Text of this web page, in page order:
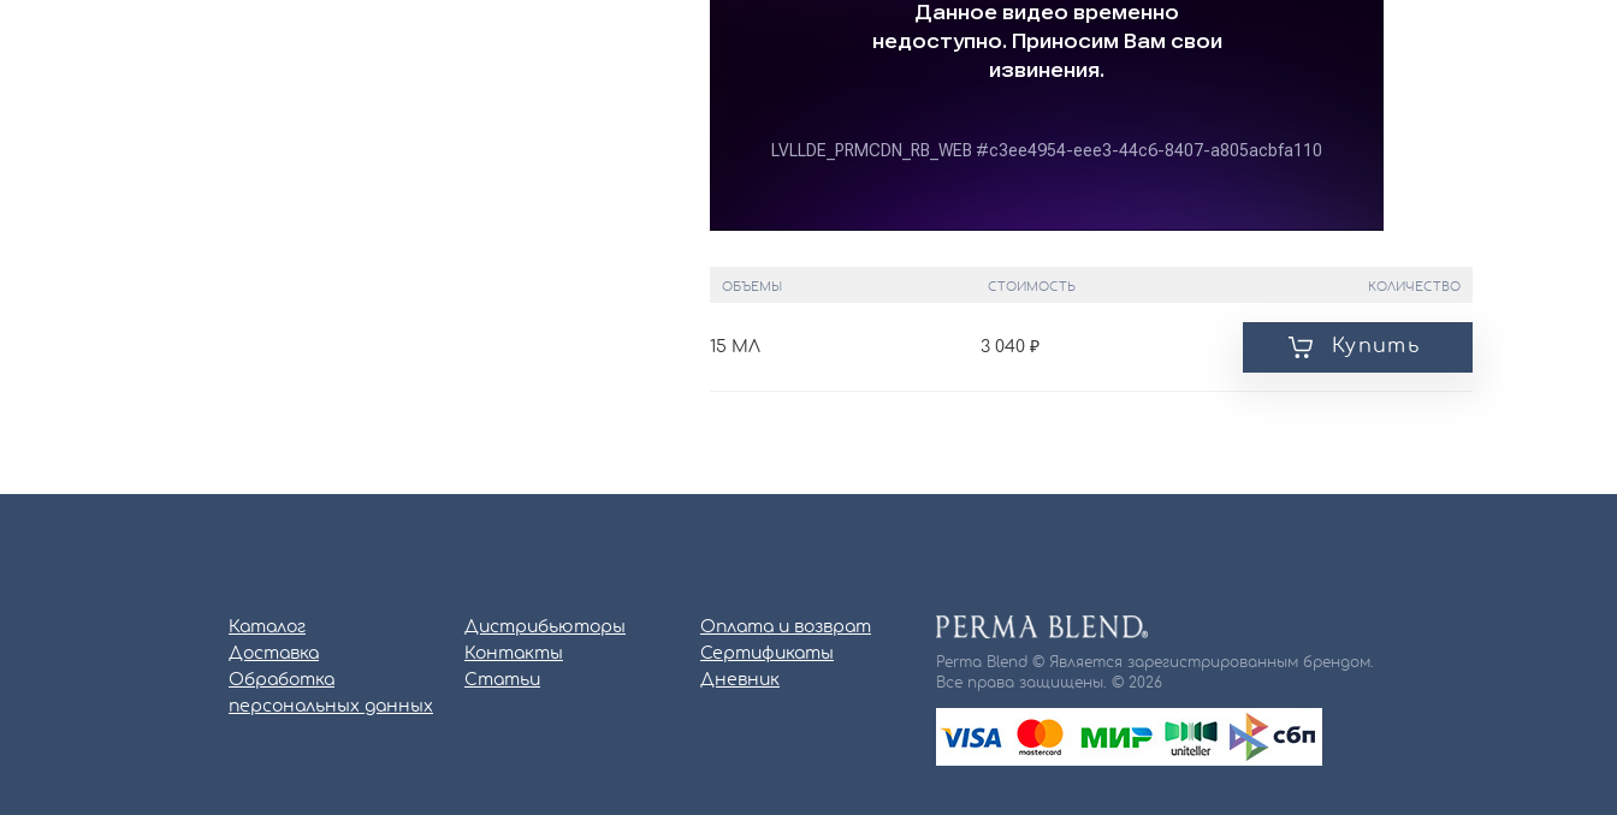
ОБЪЕМЫ СТОИМОСТЬ КОЛИЧЕСТВО
15 МЛ 3 040 Купить
Каталог Дистрибьюторы
Оплата и возврат
Доставка
Контакты
Сертификаты
Обработка
персональных данных
Статьи Дневник
Perma Blend © Является зарегистрированным брендом.
Все права защищены. © 2026